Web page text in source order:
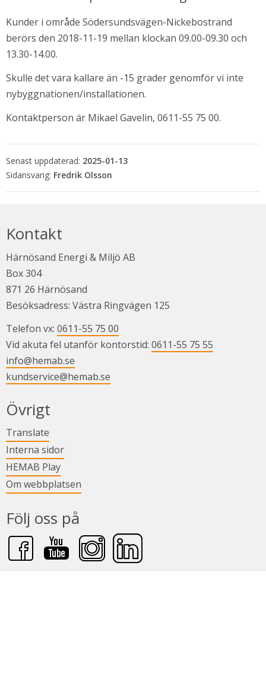
i nytt fönster.
Kunder i område Södersundsvägen-Nickebostrand
berörs den 2018-11-19 mellan klockan 09.00-09.30 och
13.30-14.00.
Skulle det vara kallare än -15 grader genomför vi inte
nybyggnationen/installationen.
Kontaktperson är Mikael Gavelin, 0611-55 75 00.
Senast uppdaterad: 2025-01-13
Fredrik Olsson
Kontakt
Härnösand Energi & Miljö AB
Box 304
871 26 Härnösand
Besöksadress: Västra Ringvägen 125
Telefon vx: 0611-55 75 00
Vid akuta fel utanför kontorstid: 0611-55 75 55
info@hemab.se
kundservice@hemab.se
Övrigt
Translate
Interna sidorLänk till annan webbplats.
HEMAB PlayLänk till annan webbplats.
Om webbplatsen
Följ oss på